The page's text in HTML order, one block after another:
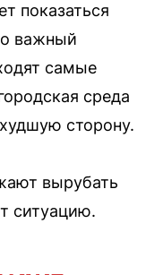
показаться
важный
самые
среда
сторону.
вырубать
ситуацию.